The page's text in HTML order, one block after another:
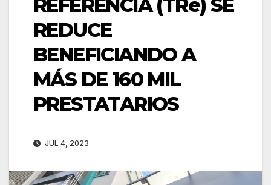
REFERENCIA (TRe) SE
REDUCE
BENEFICIANDO A
MÁS DE 160 MIL
PRESTATARIOS
JUL 4, 2023